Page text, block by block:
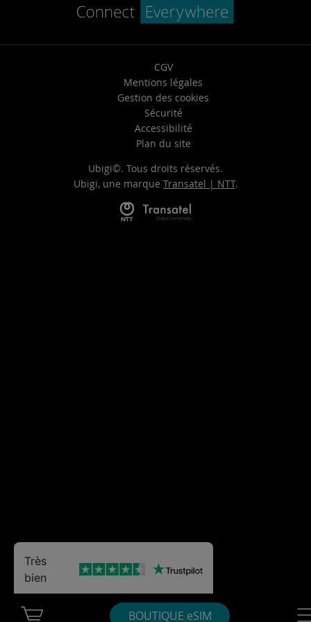
BOUTIQUE eSIM
CGV
Mentions légales
Gestion des cookies
Sécurité
Accessibilité
Plan du site
Ubigi©. Tous droits réservés.
Ubigi, une marque Transatel | NTT.
Très
bien